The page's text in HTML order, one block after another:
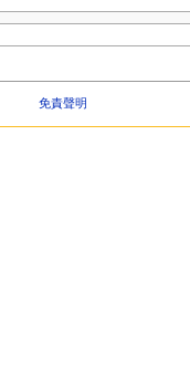
免責聲明